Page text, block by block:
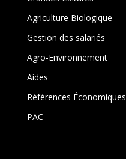
Agriculture Biologique
Gestion des salariés
Agro-Environnement
Aides
Références Économiques
PAC